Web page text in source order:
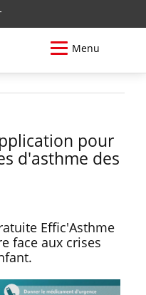
Menu
pour
d'asthme des
Effic'Asthme
face aux crises